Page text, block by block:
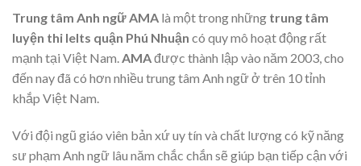
Trung tâm Anh ngữ AMA là một trong những trung tâm
luyện thi Ielts quận Phú Nhuận có quy mô hoạt động rất
mạnh tại Việt Nam.AMAđược thành lập vào năm 2003, cho
đến nay đã có hơn nhiều trung tâm Anh ngữ ở trên 10 tỉnh
khắp Việt Nam.
Với đội ngũ giáo viên bản xứ uy tín và chất lượng có kỹ năng
sư phạm Anh ngữ lâu năm chắc chắn sẽ giúp bạn tiếp cận với